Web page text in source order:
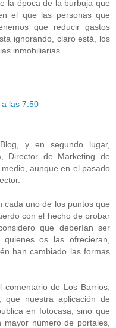
la época de la burbuja que
el que las personas que
que reducir gastos
ignorando, claro está, los
inmobiliarias...
las 7:50
y en segundo lugar,
Director de Marketing de
aunque en el pasado
cada uno de los puntos que
con el hecho de probar
que deberían ser
os las ofrecieran,
han cambiado las formas
de Los Barrios,
nuestra aplicación de
en fotocasa, sino que
número de portales,